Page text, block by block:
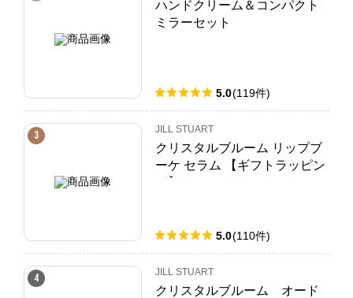
ハンドクリーム＆コンパクト
ミラーセット
5.0(119件)
3 JILL STUART
クリスタルブルーム リップブ
ーケ セラム 【ギフトラッピン
5.0(110件)
4 JILL STUART
クリスタルブルーム オード